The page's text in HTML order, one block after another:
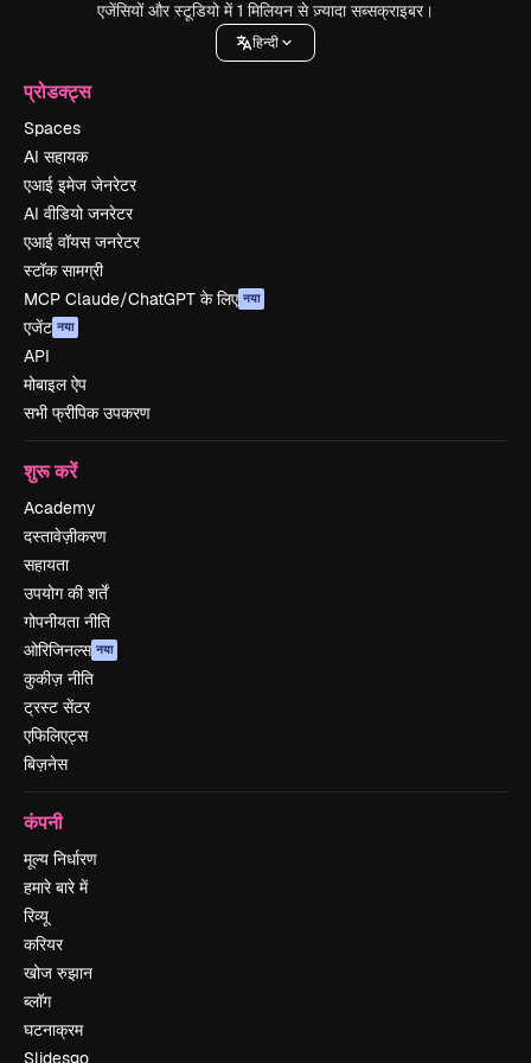
एजेंसियों और स्टूडियो में 1 मिलियन से ज़्यादा सब्सक्राइबर।
हिन्दी
प्रोडक्ट्स
Spaces
AI सहायक
एआई इमेज जेनरेटर
AI वीडियो जनरेटर
एआई वॉयस जनरेटर
स्टॉक सामग्री
MCP Claude/ChatGPT के लिए नया
एजेंट नया
API
मोबाइल ऐप
सभी फ्रीपिक उपकरण
शुरू करें
Academy
दस्तावेज़ीकरण
सहायता
उपयोग की शर्तें
गोपनीयता नीति
ओरिजिनल्स नया
कुकीज़ नीति
ट्रस्ट सेंटर
एफिलिएट्स
बिज़नेस
कंपनी
मूल्य निर्धारण
हमारे बारे में
रिव्यू
करियर
खोज रुझान
ब्लॉग
घटनाक्रम
Slidesgo